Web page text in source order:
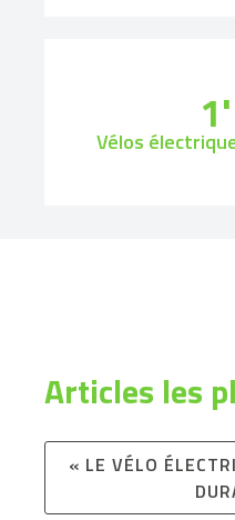
Vélos
Articles les
« LE VÉLO